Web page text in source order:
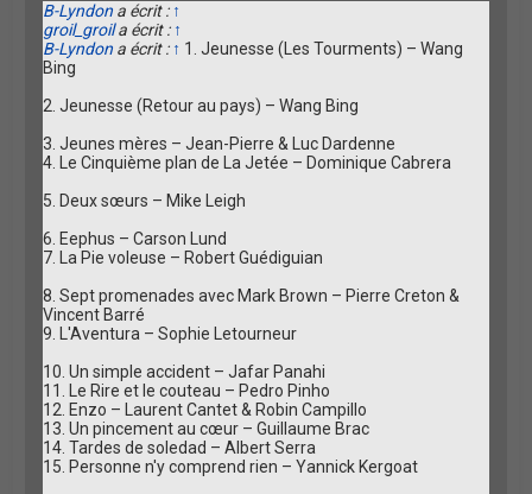
B-Lyndon a écrit : ↑
groil_groila écrit : ↑
B-Lyndon a écrit : ↑ 1. Jeunesse (Les Tourments) – Wang
Bing
2. Jeunesse (Retour au pays) – Wang Bing
3. Jeunes mères – Jean-Pierre & Luc Dardenne
4. Le Cinquième plan de La Jetée – Dominique Cabrera
5. Deux sœurs – Mike Leigh
6. Eephus – Carson Lund
7. La Pie voleuse – Robert Guédiguian
8. Sept promenades avec Mark Brown – Pierre Creton &
Vincent Barré
9. L'Aventura – Sophie Letourneur
10. Un simple accident – Jafar Panahi
11. Le Rire et le couteau – Pedro Pinho
12. Enzo – Laurent Cantet & Robin Campillo
13. Un pincement au cœur – Guillaume Brac
14. Tardes de soledad – Albert Serra
15. Personne n'y comprend rien – Yannick Kergoat